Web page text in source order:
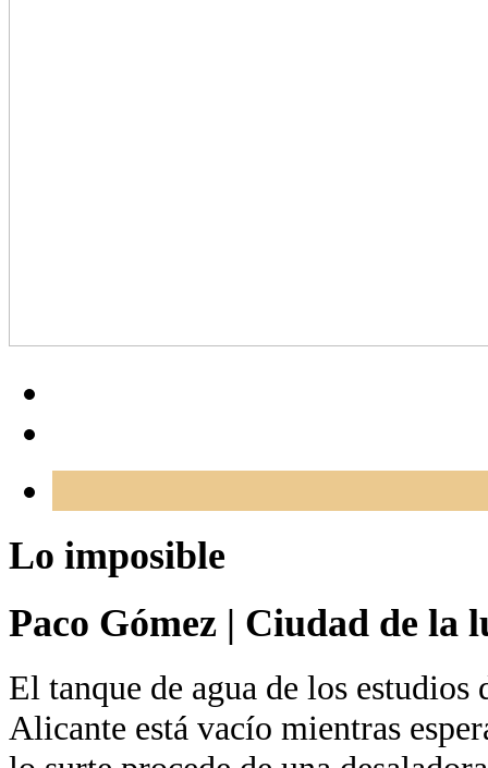
Lo imposible
Paco Gómez | Ciudad de la
El tanque de agua de los
Alicante está vacío mientras